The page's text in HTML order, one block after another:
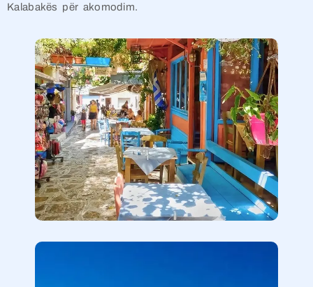
Kalabakës për akomodim.